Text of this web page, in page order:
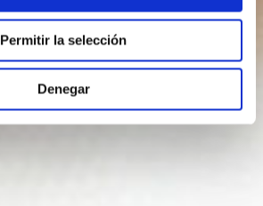
Permitir la selección
Denegar